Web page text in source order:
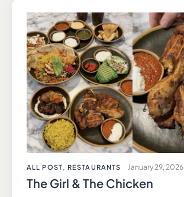
ALL POST,RESTAURANTS January 29, 2026
The Girl & The Chicken